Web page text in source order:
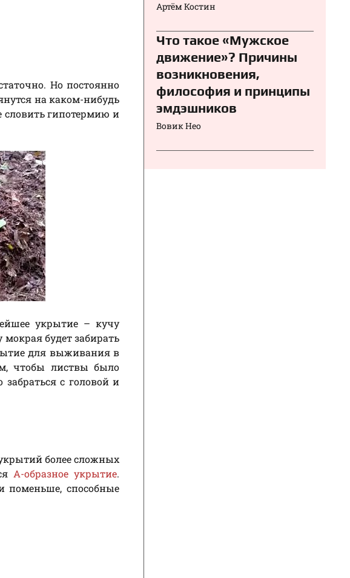
Но постоянно
на каком-нибудь
словить гипотермию и
укрытие – кучу
будет забирать
для выживания в
чтобы листвы было
с головой и
более сложных
А-образное укрытие.
поменьше, способные
Артём Костин
Что такое «Мужское
движение»? Причины
возникновения,
философия и принципы
эмдэшников
Вовик Нео